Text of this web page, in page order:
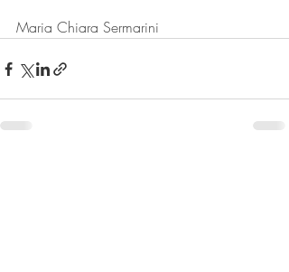
Maria Chiara Sermarini